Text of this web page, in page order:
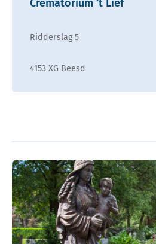
Crematorium ‘t Lief
Ridderslag 5
4153 XG Beesd